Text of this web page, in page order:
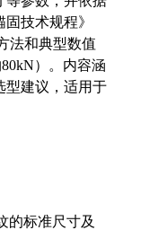
技术规程》
法和典型数值
）。内容涵
型建议，适用于
的标准尺寸及